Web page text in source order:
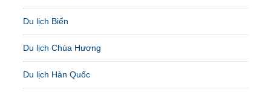
Du lịch Biển
Du lịch Chùa Hương
Du lịch Hàn Quốc